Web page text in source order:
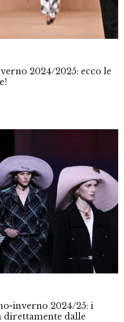
2024/2025: ecco le
inverno 2024/25: i
direttamente dalle